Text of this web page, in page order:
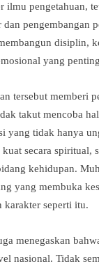
ilmu pengetahuan,
pengembangan
disiplin,
yang
tersebut memberi
takut mencoba
yang tidak hanya
secara spiritual,
kehidupan.
yang membuka
karakter seperti itu.
menegaskan
nasional. Tidak